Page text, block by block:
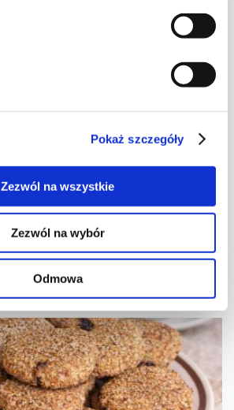
Pokaż szczegóły
Zezwól na wszystkie
Zezwól na wybór
Odmowa